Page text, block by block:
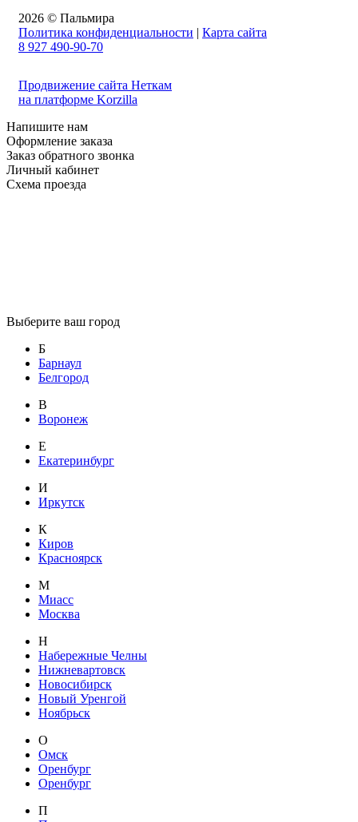
2026 © Пальмира
Политика конфиденциальности | Карта сайта
8 927 490-90-70
Продвижение сайта Неткам
на платформе Korzilla
Напишите нам
Оформление заказа
Заказ обратного звонка
Личный кабинет
Схема проезда
Выберите ваш город
Б
Барнаул
Белгород
В
Воронеж
Е
Екатеринбург
И
Иркутск
К
Киров
Красноярск
М
Миасс
Москва
Н
Набережные Челны
Нижневартовск
Новосибирск
Новый Уренгой
Ноябрьск
О
Омск
Оренбург
Оренбург
П